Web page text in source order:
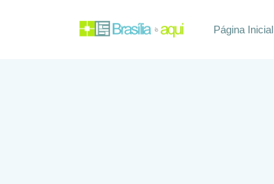
Página Inicial